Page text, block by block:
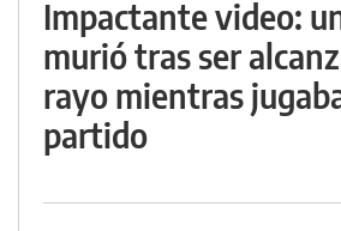
Impactante video:
murió tras ser
rayo mientras
partido